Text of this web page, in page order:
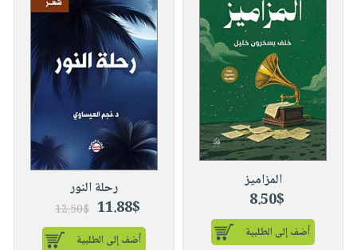
المزاميز
8.50$
أضف إلى الطلبية
رحلة النور
11.88$
12.50$
أضف إلى الطلبية